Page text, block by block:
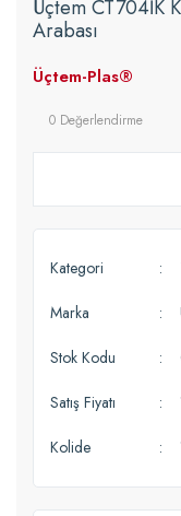
Üçtem CT704İK
Arabası
Üçtem-Plas®
0 Değerlendirme
Kategori
Marka
Stok Kodu
Satış Fiyatı
Kolide